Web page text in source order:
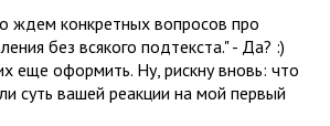
ждем конкретных вопросов про
без всякого подтекста." - Да? :)
еще оформить. Ну, рискну вновь: что
суть вашей реакции на мой первый